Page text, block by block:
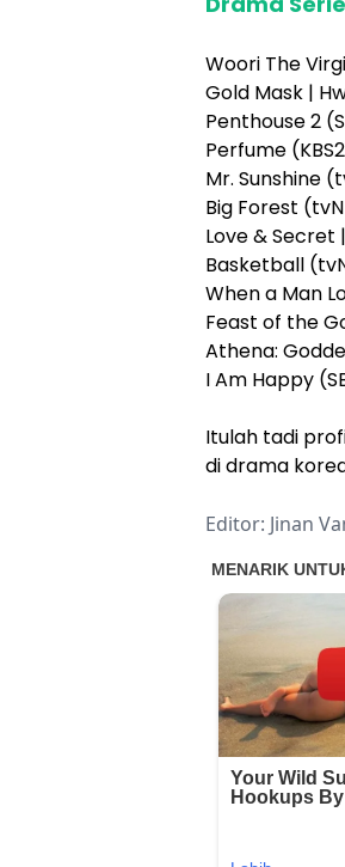
Woori The
Gold Mask |
Penthouse 2
Perfume
Mr. Sunshine
Big Forest
Love & Secret
Basketball
When a Man
Feast of the
Athena:
I Am Happy
Itulah tadi
di drama
Editor: Jinan